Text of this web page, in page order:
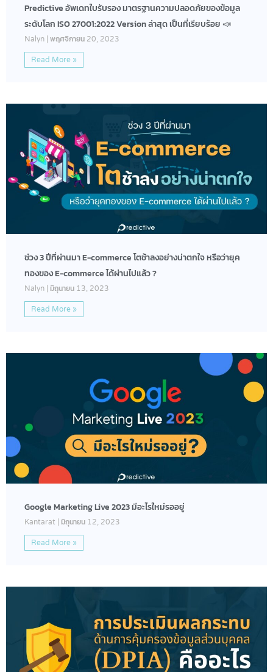
Predictive อัพเดทใบรับรอง มาตรฐานความปลอดภัยของข้อมูล
ระดับโลก ISO 27001:2022 Version ล่าสุด เป็นที่เรียบร้อย 📣
Nalyn พฤศจิกายน 20, 2023
Read More »
ช่วง 3 ปีที่ผ่านมา E-commerce โตช้าลงอย่างน่าตกใจ หรือว่ายุค
ทองของ E-commerce ได้ผ่านไปแล้ว ?
Nalyn มิถุนายน 13, 2023
Read More »
Google Marketing Live 2023 มีอะไรใหม่รออยู่
Kantarat มิถุนายน 12, 2023
Read More »